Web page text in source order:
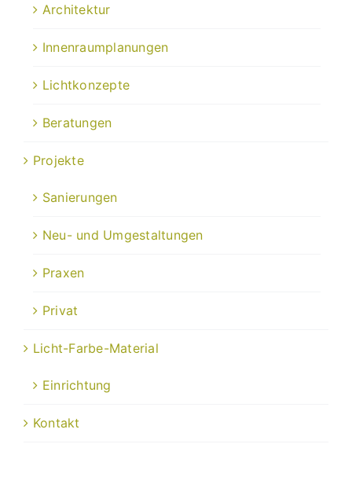
Architektur
Innenraumplanungen
Lichtkonzepte
Beratungen
Projekte
Sanierungen
Neu- und Umgestaltungen
Praxen
Privat
Licht-Farbe-Material
Einrichtung
Kontakt